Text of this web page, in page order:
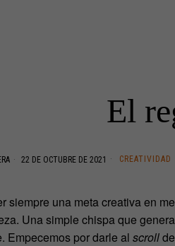
El
22 DE OCTUBRE DE 2021 CREATIVIDAD
siempre una meta creativa en
Una simple chispa que
Empecemos por darle al scroll